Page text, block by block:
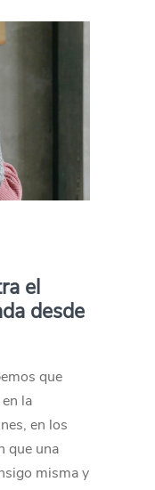
el
desde
que
la
en los
que una
misma y